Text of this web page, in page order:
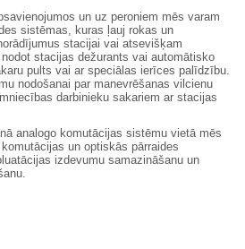
un uz peroniem mēs varam
sistēmas, kuras ļauj rokas un
stacijai vai atsevišķam
stacijas dežurants vai automātisko
pults vai ar speciālas ierīces palīdzību.
nodošanai par manevrēšanas vilcienu
darbinieku sakariem ar stacijas
analogo komutācijas sistēmu vietā mēs
un optiskās pārraides
izdevumu samazināšanu un